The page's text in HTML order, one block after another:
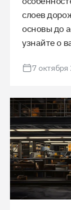
слоев
основы до
узнайте о
7 октября